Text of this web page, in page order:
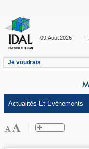
09.Aout.2026 |
Je voudrais